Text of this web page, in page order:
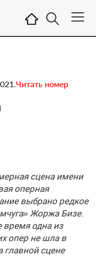
Читать номер
сцена имени
оперная
выбрано редкое
Жоржа Бизе.
время одна из
опер не шла в
главной сцене